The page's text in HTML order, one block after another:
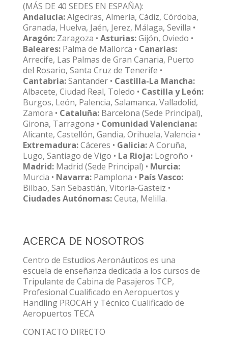
(MÁS DE 40 SEDES EN ESPAÑA):
Andalucía:Algeciras, Almería, Cádiz, Córdoba,
Granada, Huelva, Jaén, Jerez, Málaga, Sevilla •
Aragón: Zaragoza • Asturias:Gijón, Oviedo •
Baleares: Palma de Mallorca • Canarias:
Arrecife, Las Palmas de Gran Canaria, Puerto
del Rosario, Santa Cruz de Tenerife •
Cantabria:Santander • Castilla-La Mancha:
Albacete, Ciudad Real, Toledo • Castilla y León:
Burgos, León, Palencia, Salamanca, Valladolid,
Zamora • Cataluña: Barcelona (Sede Principal),
Girona, Tarragona • Comunidad Valenciana:
Alicante, Castellón, Gandia, Orihuela, Valencia •
Extremadura:Cáceres • Galicia:A Coruña,
Lugo, Santiago de Vigo • La Rioja: Logroño •
Madrid: Madrid (Sede Principal) • Murcia:
Murcia • Navarra: Pamplona • País Vasco:
Bilbao, San Sebastián, Vitoria-Gasteiz •
Ciudades Autónomas:Ceuta, Melilla.
ACERCA DE NOSOTROS
Centro de Estudios Aeronáuticos es una
escuela de enseñanza dedicada a los cursos de
Tripulante de Cabina de Pasajeros TCP,
Profesional Cualificado en Aeropuertos y
Handling PROCAH y Técnico Cualificado de
Aeropuertos TECA
CONTACTO DIRECTO